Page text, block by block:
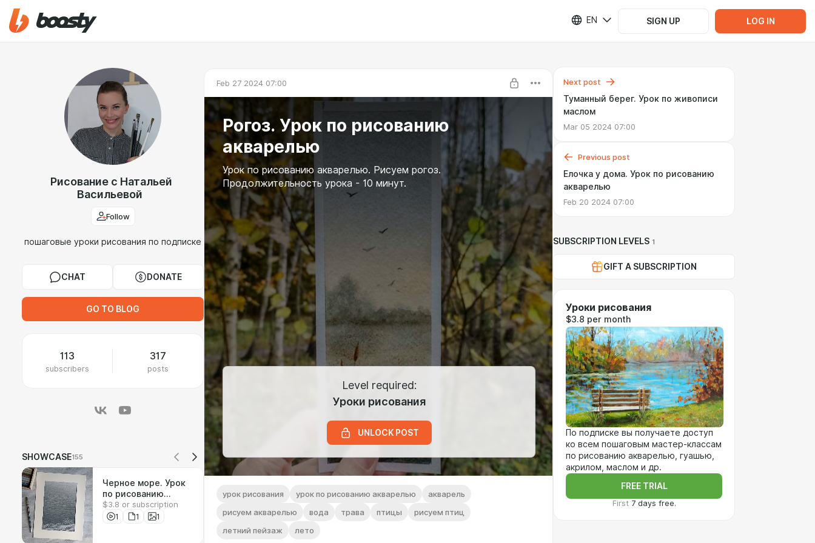
EN SIGN UP LOG IN
Рисование с Натальей
Васильевой
Follow
пошаговые уроки рисования по подписке
CHAT DONATE
GO TO BLOG
113
subscribers
317
posts
SHOWCASE155
Черное море. Урок
по рисованию
соусом
$3.8 or subscription
1
1 1
Feb 27 2024 07:00
Рогоз. Урок по рисованию
акварелью
Урок по рисованию акварелью. Рисуем рогоз.
Продолжительность урока - 10 минут.
Level required:
Уроки рисования
UNLOCK POST
урок рисования урок по рисованию акварелью
акварель
рисуем акварелью
вода трава птицы
рисуем птиц
летний пейзаж
лето
Next post
Туманный берег. Урок по живописи
маслом
Mar 05 2024 07:00
Previous post
Елочка у дома. Урок по рисованию
акварелью
Feb 20 2024 07:00
SUBSCRIPTION LEVELS 1
GIFT A SUBSCRIPTION
Уроки рисования
$3.8 per month
По подписке вы получаете доступ
ко всем пошаговым мастер-классам
по рисованию акварелью, гуашью,
акрилом, маслом и др.
FREE TRIAL
First 7 days free.